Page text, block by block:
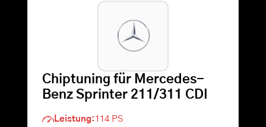
Warenkorb
Chiptuning für Mercedes-
Benz Sprinter 211/311 CDI
Leistung: 114 PS